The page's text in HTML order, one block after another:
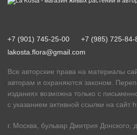
+7 (901) 745-25-00
+7 (985) 725-84-
lakosta.flora@gmail.com
Все авторские права на материалы
авторам и охраняются законом.
изданиях возможна только с
с указанием активной ссылки на сайт
г. Москва, бульвар Дмитрия Донского,